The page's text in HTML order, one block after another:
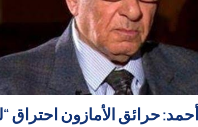
حرائق الأمازون احتراق